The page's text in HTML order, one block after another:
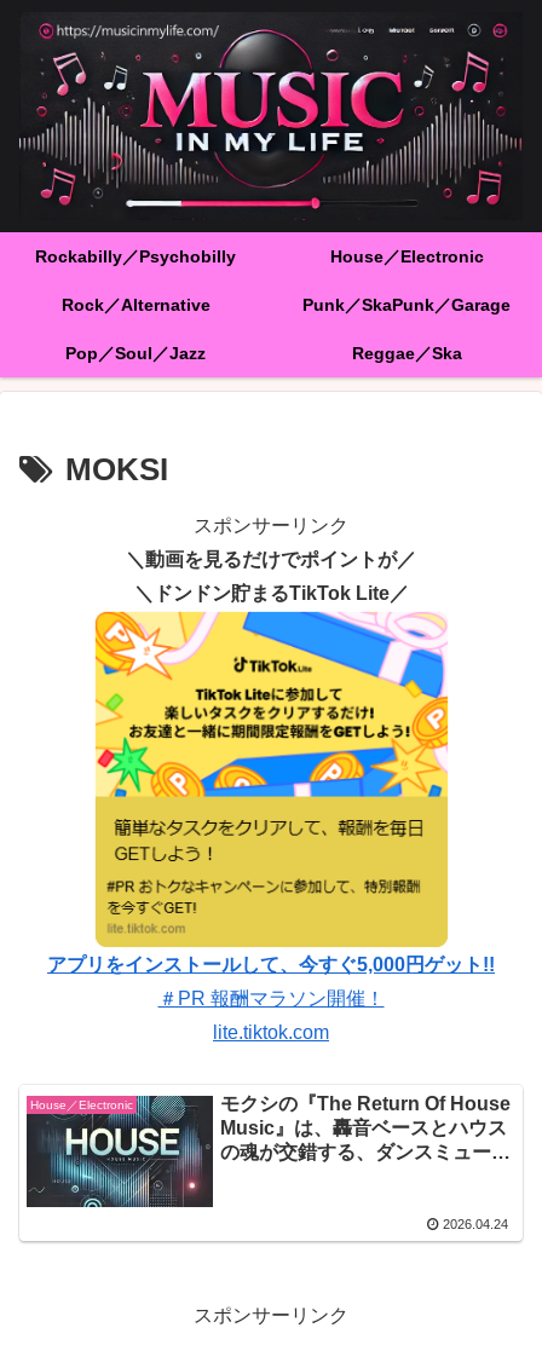
Rockabilly／Psychobilly House／Electronic
Rock／Alternative Punk／SkaPunk／Garage
Pop／Soul／Jazz Reggae／Ska
MOKSI
スポンサーリンク
＼動画を見るだけでポイントが／
＼ドンドン貯まるTikTok Lite／
アプリをインストールして、今すぐ5,000円ゲット!!
＃PR 報酬マラソン開催！
lite.tiktok.com
House／Electronic
モクシの『The Return Of House
Music』は、轟音ベースとハウス
の魂が交錯する、ダンスミュージ
2026.04.24
スポンサーリンク